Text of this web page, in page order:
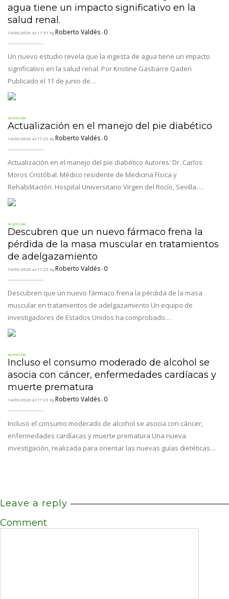
agua tiene un impacto significativo en la
salud renal.
14/06/2026 at 17:31 byRoberto Valdés/ 0
Un nuevo estudio revela que la ingesta de agua tiene un impacto
significativo en la salud renal. Por Kristine Gasbarre Qaderi
Publicado el 11 de junio de…
SIN CATEGORÍA
Actualización en el manejo del pie diabético
14/06/2026 at 17:29 byRoberto Valdés/ 0
Actualización en el manejo del pie diabético Autores: Dr. Carlos
Moros Cristóbal. Médico residente de Medicina Física y
Rehabilitación. Hospital Universitario Virgen del Rocío, Sevilla….
SIN CATEGORÍA
Descubren que un nuevo fármaco frena la
pérdida de la masa muscular en tratamientos
de adelgazamiento
14/06/2026 at 17:25 byRoberto Valdés/ 0
Descubren que un nuevo fármaco frena la pérdida de la masa
muscular en tratamientos de adelgazamiento Un equipo de
investigadores de Estados Unidos ha comprobado…
SIN CATEGORÍA
Incluso el consumo moderado de alcohol se
asocia con cáncer, enfermedades cardíacas y
muerte prematura
14/06/2026 at 17:23 byRoberto Valdés/ 0
Incluso el consumo moderado de alcohol se asocia con cáncer,
enfermedades cardíacas y muerte prematura Una nueva
investigación, realizada para orientar las nuevas guías dietéticas…
Leave a reply
Comment